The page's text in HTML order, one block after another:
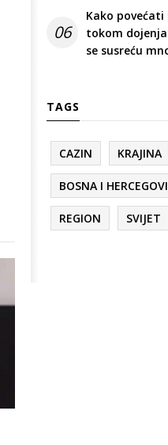
06
Kako
tokom
se susreću
TAGS
CAZIN KRAJINA
BOSNA I
REGION SVIJET